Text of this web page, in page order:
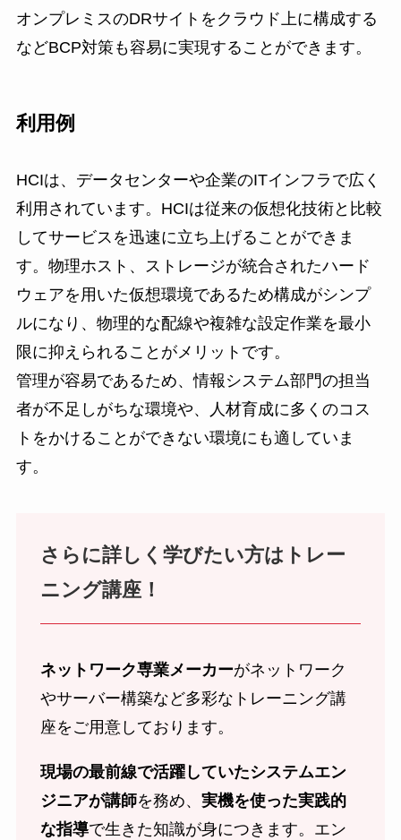
オンプレミスのDRサイトをクラウド上に構成する
などBCP対策も容易に実現することができます。
利用例
HCIは、データセンターや企業のITインフラで広く
利用されています。HCIは従来の仮想化技術と比較
してサービスを迅速に立ち上げることができま
す。物理ホスト、ストレージが統合されたハード
ウェアを用いた仮想環境であるため構成がシンプ
ルになり、物理的な配線や複雑な設定作業を最小
限に抑えられることがメリットです。
管理が容易であるため、情報システム部門の担当
者が不足しがちな環境や、人材育成に多くのコス
トをかけることができない環境にも適していま
す。
さらに詳しく学びたい方は トレー
ニング講座！
ネットワーク専業メーカーがネットワーク
やサーバー構築など多彩なトレーニング講
座をご用意しております。
現場の最前線で活躍していたシステムエン
ジニアが講師を務め、 実機を使った実践的
な指導で生きた知識が身につきます。エン